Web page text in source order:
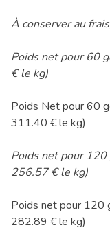
À conserver au
Poids net pour 60
€ le kg)
Poids Net pour 60
311.40 € le kg)
Poids net pour
256.57 € le kg)
Poids net pour 120
282.89 € le kg)